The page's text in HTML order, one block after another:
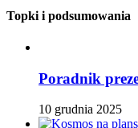
Topki i podsumowania
Poradnik
10 grudnia 2025